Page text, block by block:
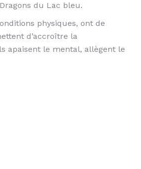
du Lac bleu.
physiques, ont de
d’accroître la
apaisent le mental, allègent le